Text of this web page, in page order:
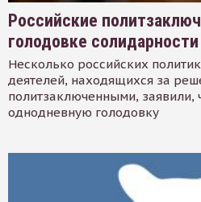
Российские
голодовке
Несколько российских
деятелей, находящихся за
политзаключенными, заявили,
однодневную голодовку